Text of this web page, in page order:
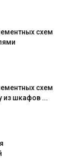
схем
схем
из шкафов ...